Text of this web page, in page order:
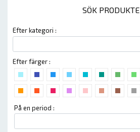
SÖK
Efter kategori :
Efter färger :
På en period :